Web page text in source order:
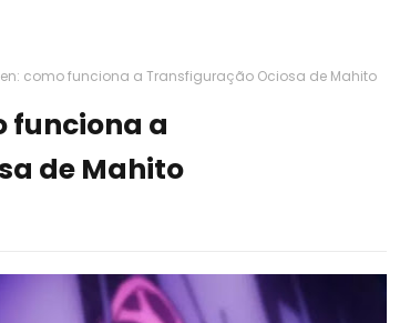
como funciona a Transfiguração Ociosa de Mahito
funciona a
de Mahito